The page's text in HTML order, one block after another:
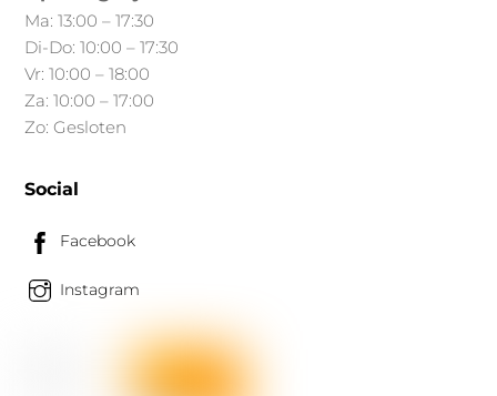
productpagina
Ma: 13:00 – 17:30
Di-Do: 10:00 – 17:30
Vr: 10:00 – 18:00
Za: 10:00 – 17:00
Zo: Gesloten
Social
Facebook
Instagram